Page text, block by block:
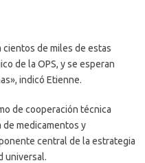
cientos de miles de estas
de la OPS, y se esperan
indicó Etienne.
de cooperación técnica
medicamentos y
central de la estrategia
universal.